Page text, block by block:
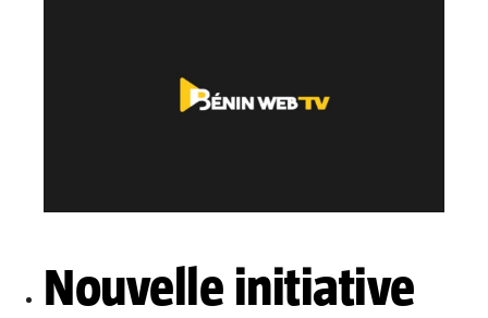
Nouvelle initiative